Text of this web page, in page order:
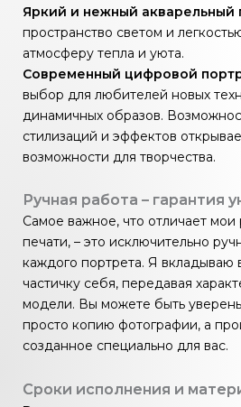
Яркий и нежный акварельный
пространство светом и
атмосферу тепла и уюта.
Современный цифровой
выбор для любителей новых
динамичных образов.
стилизаций и эффектов
возможности для творчества.
Ручная работа – гарантия
Самое важное, что отличает
печати, – это исключительно
каждого портрета. Я вкладываю
частичку себя, передавая
модели. Вы можете быть
просто копию фотографии, а
созданное специально для вас.
Сроки исполнения и